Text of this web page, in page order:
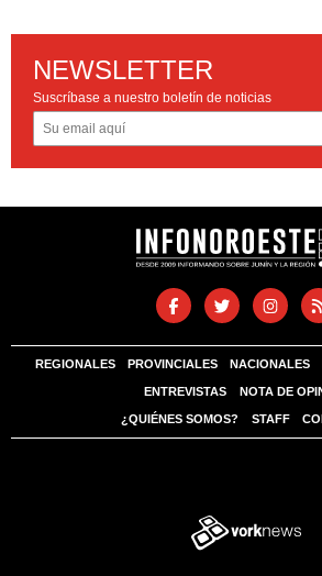
NEWSLETTER
Suscríbase a nuestro boletín de noticias
REGIONALES PROVINCIALES NACIONALES
ENTREVISTAS NOTA DE
¿QUIÉNES SOMOS? STAFF